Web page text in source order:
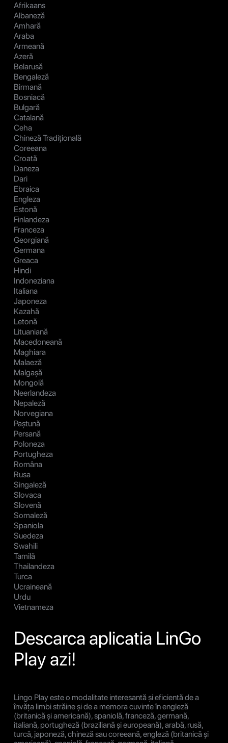
Afrikaans
Albaneză
Amhară
Araba
Armeană
Azeră
Belarusă
Bengaleză
Birmană
Bosniacă
Bulgară
Catalană
Ceha
Chineză Tradițională
Coreeana
Croată
Daneza
Dari
Ebraica
Engleza
Estonă
Finlandeza
Franceza
Georgiană
Germana
Greaca
Hindi
Indoneziana
Italiana
Japoneza
Kazahă
Letonă
Lituaniană
Macedoneană
Maghiara
Malaeză
Malgașă
Mongolă
Neerlandeza
Nepaleză
Norvegiana
Paștună
Persană
Poloneza
Portugheza
Româna
Rusa
Singaleză
Slovaca
Slovenă
Somaleză
Spaniola
Suedeza
Swahili
Tamilă
Thailandeza
Turca
Ucraineană
Urdu
Vietnameza
Descarca aplicatia LinGo
Play azi!
Lingo Play este o modalitate interesantă și eficientă de a
învăța limbi străine și de a memora cuvinte în engleză
(britanică și americană), spaniolă, franceză, germană,
italiană, portugheză (braziliană și europeană), arabă, rusă,
turcă, japoneză, chineză sau coreeană, engleză (britanică și